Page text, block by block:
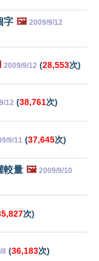
字 🖼️ 2009/9/12
2009/9/12 (28,553次)
12 (38,761次)
9/11 (37,645次)
較量 🖼️ 2009/9/10
次)
8 (36,183次)